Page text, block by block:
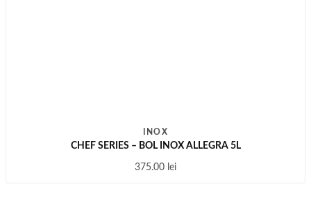
INOX
CHEF SERIES – BOL INOX ALLEGRA 5L
375.00 lei